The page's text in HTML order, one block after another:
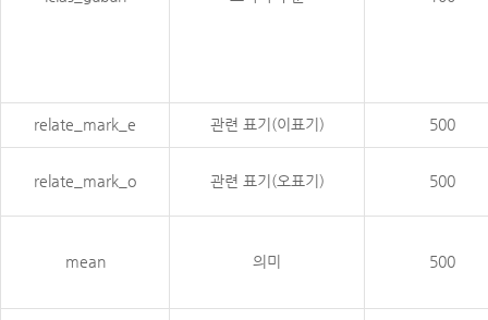
relate_mark_e 관련 표기(이표기) 500
relate_mark_o 관련 표기(오표기) 500
mean 의미 500